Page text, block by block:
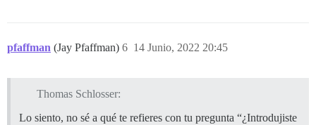
pfaffman (Jay Pfaffman) 14 Junio, 2022 20:45
6
Thomas Schlosser:
Lo siento, no sé a qué te refieres con tu pregunta “¿Introdujiste